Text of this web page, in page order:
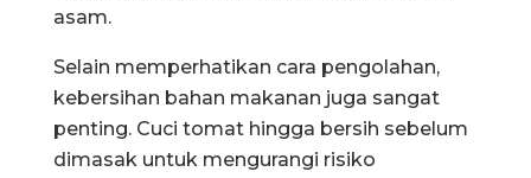
asam.
Selain memperhatikan cara pengolahan,
kebersihan bahan makanan juga sangat
penting. Cuci tomat hingga bersih sebelum
dimasak untuk mengurangi risiko